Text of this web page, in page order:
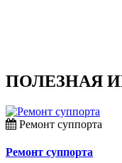
ПОЛЕЗНАЯ
Ремонт суппорта
Ремонт суппорта